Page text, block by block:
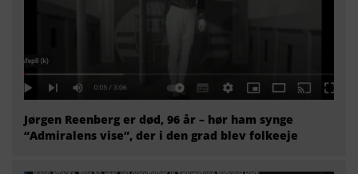
Jørgen Reenberg er død, 96 år – hør ham synge
“Admiralens vise”, der i den grad blev folkeeje